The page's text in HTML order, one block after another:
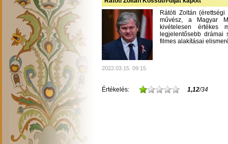
Rátóti Zoltán
művész, a Magyar
kivételesen értékes
legjelentősebb drámai
filmes alakításai
2022.03.15. 09:15
Értékelés: 1,12/34